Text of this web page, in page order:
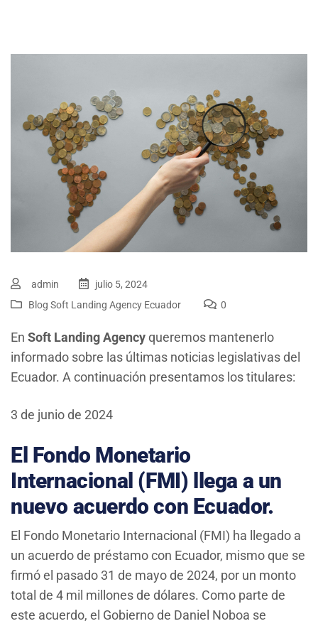
admin
julio 5, 2024
Blog Soft Landing Agency Ecuador
0
En Soft Landing Agencyqueremos mantenerlo
informado sobre las últimas noticias legislativas del
Ecuador. A continuación presentamos los titulares:
3 de junio de 2024
El Fondo Monetario
Internacional (FMI) llega a un
nuevo acuerdo con Ecuador.
El Fondo Monetario Internacional (FMI) ha llegado a
un acuerdo de préstamo con Ecuador, mismo que se
firmó el pasado 31 de mayo de 2024, por un monto
total de 4 mil millones de dólares. Como parte de
este acuerdo, el Gobierno de Daniel Noboa se